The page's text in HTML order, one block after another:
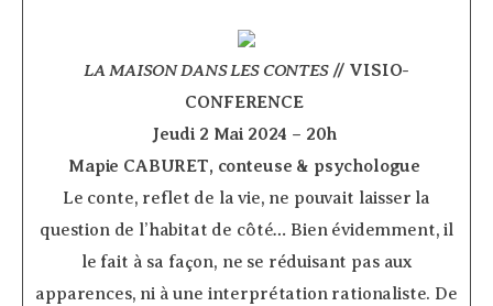
LA MAISON DANS LES CONTES// VISIO-
CONFERENCE­
Jeudi 2 Mai 2024 – 20h
Mapie CABURET, conteuse & psychologue
Le conte, reflet de la vie, ne pouvait laisser la
question de l’habitat de côté… Bien évidemment, il
le fait à sa façon, ne se réduisant pas aux
apparences, ni à une interprétation rationaliste. De